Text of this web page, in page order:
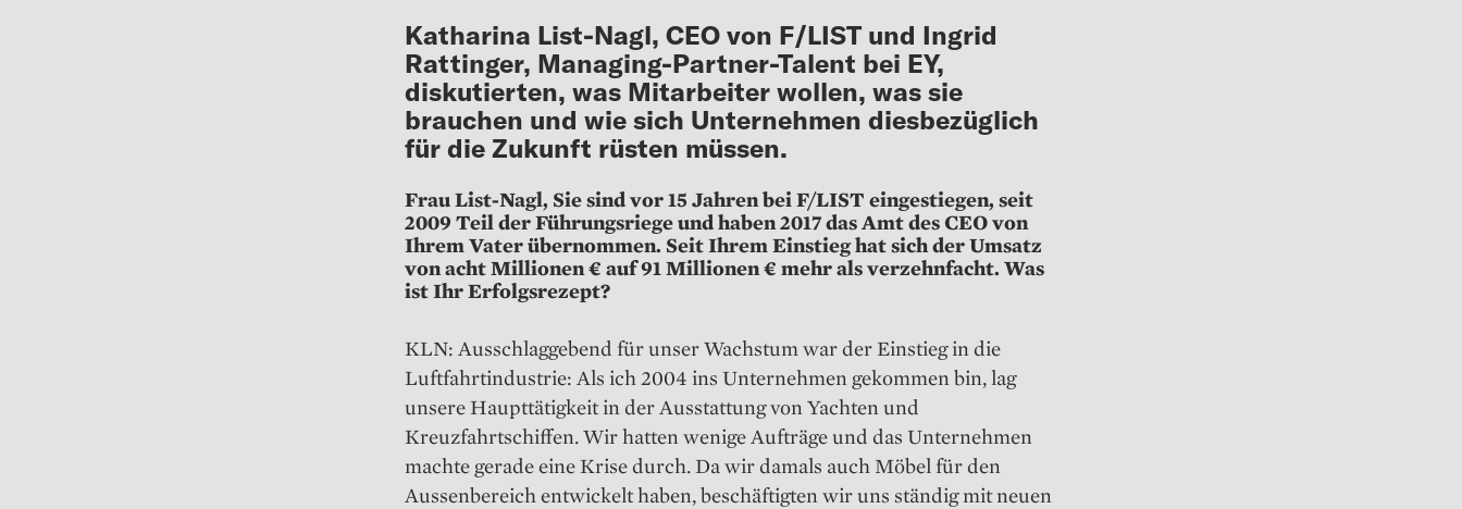
Katharina List-Nagl, CEO von F/LIST und Ingrid
Rattinger, Managing-Partner-Talent bei EY,
diskutierten, was Mitarbeiter wollen, was sie
brauchen und wie sich Unternehmen diesbezüglich
für die Zukunft rüsten müssen.
Frau List-Nagl, Sie sind vor 15 Jahren bei F/LIST eingestiegen, seit
2009 Teil der Führungsriege und haben 2017 das Amt des CEO von
Ihrem Vater übernommen. Seit Ihrem Einstieg hat sich der Umsatz
von acht Millionen € auf 91 Millionen € mehr als verzehnfacht. Was
ist Ihr Erfolgsrezept?
KLN: Ausschlaggebend für unser Wachstum war der Einstieg in die
Luftfahrtindustrie: Als ich 2004 ins Unternehmen gekommen bin, lag
unsere Haupttätigkeit in der Aus­stattung von Yachten und
Kreuzfahrtschiffen. Wir hatten wenige Aufträge und das Unternehmen
machte gerade eine Krise durch. Da wir damals auch Möbel für den
Aussenbereich entwickelt haben, beschäftigten wir uns ständig mit neuen